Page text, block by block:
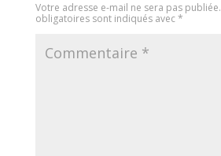
Votre adresse e-mail ne sera pas publiée.
obligatoires sont indiqués avec*